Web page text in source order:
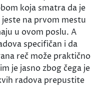
koja smatra da je
na prvom mestu
u ovom poslu. A
specifičan i da
reč može praktično
je jasno zbog čega je
radova prepustite